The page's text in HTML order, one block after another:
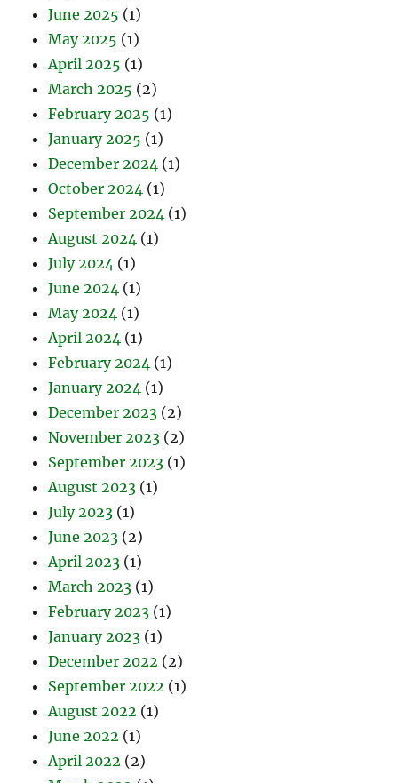
June 2025 (1)
May 2025 (1)
April 2025 (1)
March 2025 (2)
February 2025 (1)
January 2025 (1)
December 2024 (1)
October 2024 (1)
September 2024 (1)
August 2024 (1)
July 2024 (1)
June 2024 (1)
May 2024 (1)
April 2024 (1)
February 2024 (1)
January 2024 (1)
December 2023 (2)
November 2023 (2)
September 2023 (1)
August 2023 (1)
July 2023 (1)
June 2023 (2)
April 2023 (1)
March 2023 (1)
February 2023 (1)
January 2023 (1)
December 2022 (2)
September 2022 (1)
August 2022 (1)
June 2022 (1)
April 2022 (2)